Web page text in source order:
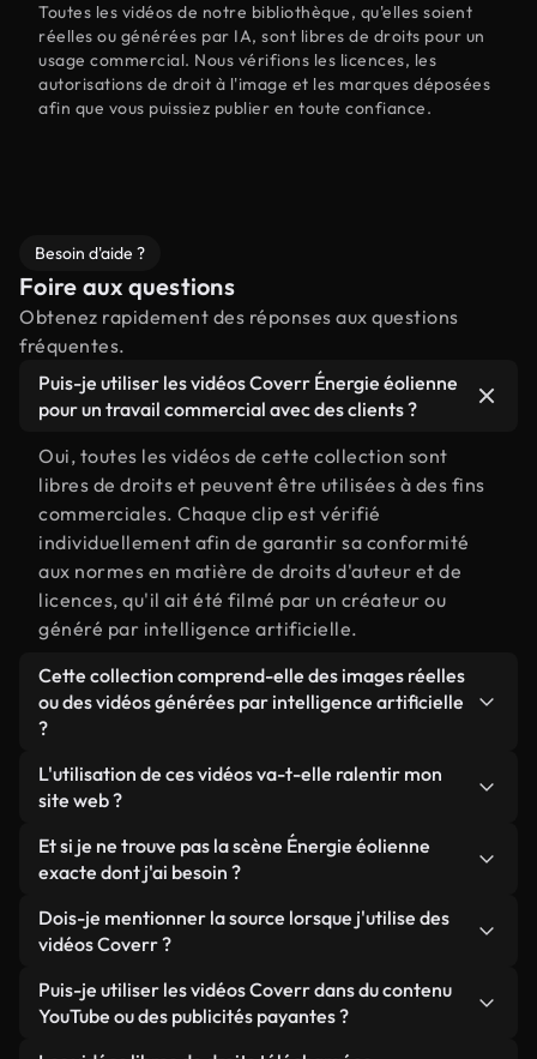
Toutes les vidéos de notre bibliothèque, qu'elles soient
réelles ou générées par IA, sont libres de droits pour un
usage commercial. Nous vérifions les licences, les
autorisations de droit à l'image et les marques déposées
afin que vous puissiez publier en toute confiance.
Besoin d'aide ?
Foire aux questions
Obtenez rapidement des réponses aux questions
fréquentes.
Puis-je utiliser les vidéos Coverr Énergie éolienne
pour un travail commercial avec des clients ?
Oui, toutes les vidéos de cette collection sont
libres de droits et peuvent être utilisées à des fins
commerciales. Chaque clip est vérifié
individuellement afin de garantir sa conformité
aux normes en matière de droits d'auteur et de
licences, qu'il ait été filmé par un créateur ou
généré par intelligence artificielle.
Cette collection comprend-elle des images réelles
ou des vidéos générées par intelligence artificielle
?
Les deux. Il s'agit d'une bibliothèque hybride
composée de véritables images filmées par des
vidéos générées par IA. Chaque vidéo est
clairement identifiée afin que vous sachiez
toujours ce que vous utilisez.
L'utilisation de ces vidéos va-t-elle ralentir mon
site web ?
Sauf si vous choisissez nos versions optimisées.
Nous proposons des formats légers, prêts pour le
ils conservent une qualité élevée tout en
minimisant les temps de chargement et en
améliorant des indicateurs comme le LCP.
Et si je ne trouve pas la scène Énergie éolienne
exacte dont j'ai besoin ?
Vous pouvez en créer une instantanément avec
Coverr AI Studio. Il vous suffit de décrire la scène,
soleil », et le Studio générera en quelques
secondes une vidéo personnalisée conforme à nos
normes de licence.
Dois-je mentionner la source lorsque j'utilise des
vidéos Coverr ?
Aucune attribution n'est requise. Toutes les vidéos
de notre bibliothèque sont libres de droits et
Puis-je utiliser les vidéos Coverr dans du contenu
YouTube ou des publicités payantes ?
Oui. Toutes les séquences vidéo de Coverr peuvent